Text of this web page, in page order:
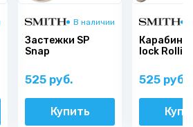
В наличии
Застежки SP
Snap
525 руб.
Купить
Карабины
lock
525 руб.